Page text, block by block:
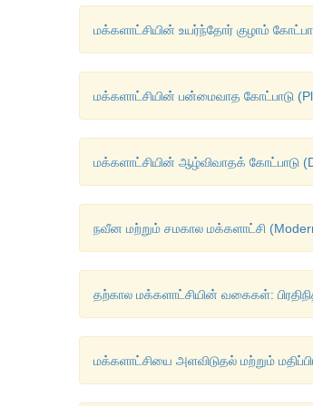
மக்களாட்சியின் உயர்ந்தோர் குழாம்
மக்களாட்சியின் பன்மைவாத கோட்பாடு
மக்களாட்சியின் ஆழ்விவாதக் கோட்பாடு
நவீன மற்றும் சமகால மக்களாட்சி
தற்கால மக்களாட்சியின் வகைகள்:
மக்களாட்சியை அளவிடுதல் மற்றும்